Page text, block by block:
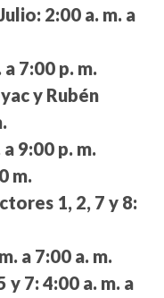
2:00 a. m. a
a 7:00 p. m.
y Rubén
9:00 p. m.
m.
1, 2, 7 y 8:
a 7:00 a. m.
y 7: 4:00 a. m. a